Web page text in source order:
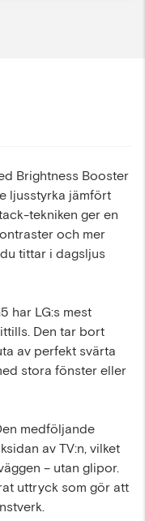
Brightness Booster
ljusstyrka jämfört
tekniken ger en
och mer
tittar i dagsljus
har LG:s mest
Den tar bort
av perfekt svärta
stora fönster eller
medföljande
av TV:n, vilket
– utan glipor.
uttryck som gör att